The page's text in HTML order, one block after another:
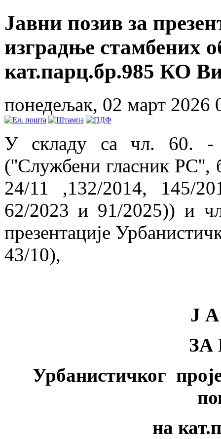
Јавни позив за
изградње стамбених
кат.парц.бр.985 КО
понедељак, 02 март 2026
У складу са чл. 60. -
(''Службени гласник РС'',
24/11 ,132/2014, 145/
62/2023 и 91/2025)) и
презентације
43/10),
Ј
ЗА
Урбанистичког
на